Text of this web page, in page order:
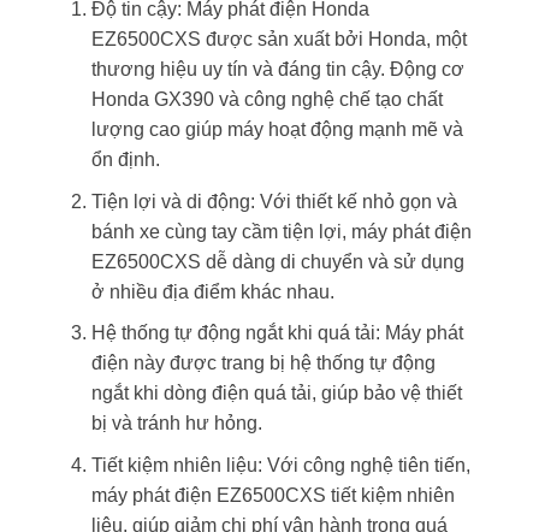
Độ tin cậy: Máy phát điện Honda
EZ6500CXS được sản xuất bởi Honda, một
thương hiệu uy tín và đáng tin cậy. Động cơ
Honda GX390 và công nghệ chế tạo chất
lượng cao giúp máy hoạt động mạnh mẽ và
ổn định.
Tiện lợi và di động: Với thiết kế nhỏ gọn và
bánh xe cùng tay cầm tiện lợi, máy phát điện
EZ6500CXS dễ dàng di chuyển và sử dụng
ở nhiều địa điểm khác nhau.
Hệ thống tự động ngắt khi quá tải: Máy phát
điện này được trang bị hệ thống tự động
ngắt khi dòng điện quá tải, giúp bảo vệ thiết
bị và tránh hư hỏng.
Tiết kiệm nhiên liệu: Với công nghệ tiên tiến,
máy phát điện EZ6500CXS tiết kiệm nhiên
liệu, giúp giảm chi phí vận hành trong quá